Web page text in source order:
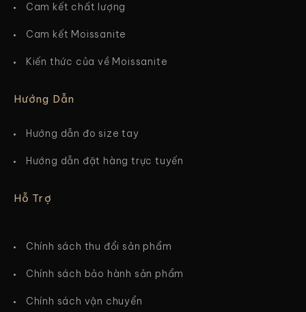
Cam kết chất lượng
Cam kết Moissanite
Kiến thức của về Moissanite
Hướng Dẫn
Hướng dẫn đo size tay
Hướng dẫn đặt hàng trực tuyến
Hỗ Trợ
Chính sách thu đổi sản phẩm
Chính sách bảo hành sản phẩm
Chính sách vận chuyển